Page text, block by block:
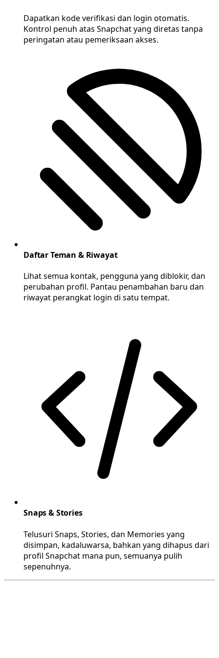
Dapatkan kode verifikasi dan login otomatis.
Kontrol penuh atas Snapchat yang diretas tanpa
peringatan atau pemeriksaan akses.
Daftar Teman & Riwayat
Lihat semua kontak, pengguna yang diblokir, dan
perubahan profil. Pantau penambahan baru dan
riwayat perangkat login di satu tempat.
Snaps & Stories
Telusuri Snaps, Stories, dan Memories yang
disimpan, kadaluwarsa, bahkan yang dihapus dari
profil Snapchat mana pun, semuanya pulih
sepenuhnya.